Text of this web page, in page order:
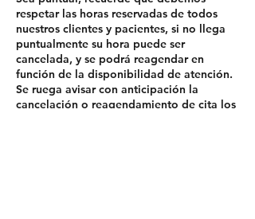
respetar las horas reservadas de todos
nuestros clientes y pacientes, si no llega
puntualmente su hora puede ser
cancelada, y se podrá reagendar en
función de la disponibilidad de atención.
Se ruega avisar con anticipación la
cancelación o reagendamiento de cita los